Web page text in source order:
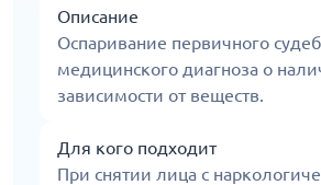
Описание
Оспаривание первичного
медицинского диагноза о
зависимости от веществ.
Для кого подходит
При снятии лица с